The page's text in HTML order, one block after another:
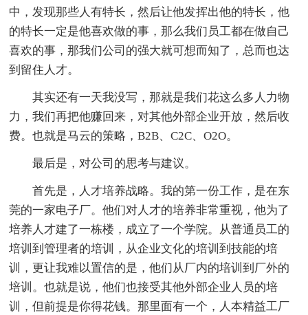
中，发现那些人有特长，然后让他发挥出他的特长，他
的特长一定是他喜欢做的事，那么我们员工都在做自己
喜欢的事，那我们公司的强大就可想而知了，总而也达
到留住人才。
其实还有一天我没写，那就是我们花这么多人力物
力，我们再把他赚回来，对其他外部企业开放，然后收
费。也就是马云的策略，B2B、C2C、O2O。
最后是，对公司的思考与建议。
首先是，人才培养战略。我的第一份工作，是在东
莞的一家电子厂。他们对人才的培养非常重视，他为了
培养人才建了一栋楼，成立了一个学院。从普通员工的
培训到管理者的培训，从企业文化的培训到技能的培
训，更让我难以置信的是，他们从厂内的培训到厂外的
培训。也就是说，他们也接受其他外部企业人员的培
训，但前提是你得花钱。那里面有一个，人本精益工厂